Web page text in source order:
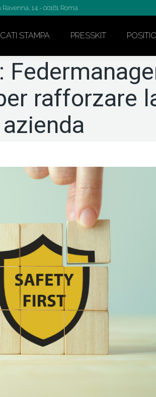
Ravenna, 14 - 00161 Roma
STAMPA PRESSKIT
rafforzare
azienda